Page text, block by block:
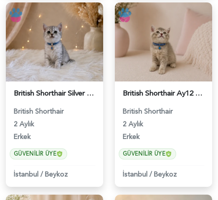
British Shorthair Silver Tabby Yavrumuz - 4639
British Shorthair
2 Aylık
Erkek
GÜVENILIR ÜYE
İstanbul /Beykoz
British Shorthair Ay12 Erkek Oyuncu Yavrumuz - 4895
British Shorthair
2 Aylık
Erkek
GÜVENILIR ÜYE
İstanbul /Beykoz